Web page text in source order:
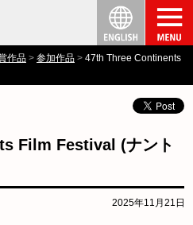
作品 参加作品
47th Three Continents
Film Festival (ナント
2025年11月21日